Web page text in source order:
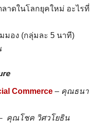
ลาดในโลกยุคใหม่ อะไรที่
มอง (กลุ่มละ 5 นาที)
Commerce – คุณธนา
คุณโชค วิศวโยธิน